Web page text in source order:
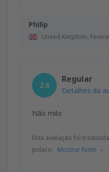
Philip
United Kingdom,
2.6
Regular
Detalhes da
Não milo
Esta avaliação foi
polaco. Mostrar fonte